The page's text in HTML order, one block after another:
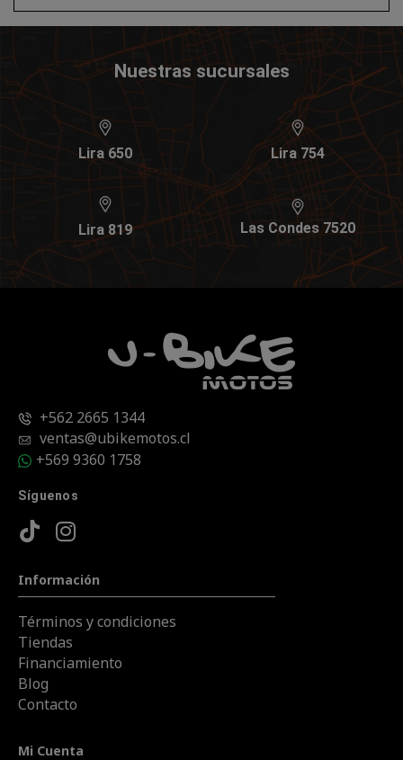
Nuestras sucursales
Lira 650 Lira 754
Lira 819 Las Condes 7520
+562 2665 1344
ventas@ubikemotos.cl
+569 9360 1758
Síguenos
Información
Términos y condiciones
Tiendas
Financiamiento
Blog
Contacto
Mi Cuenta